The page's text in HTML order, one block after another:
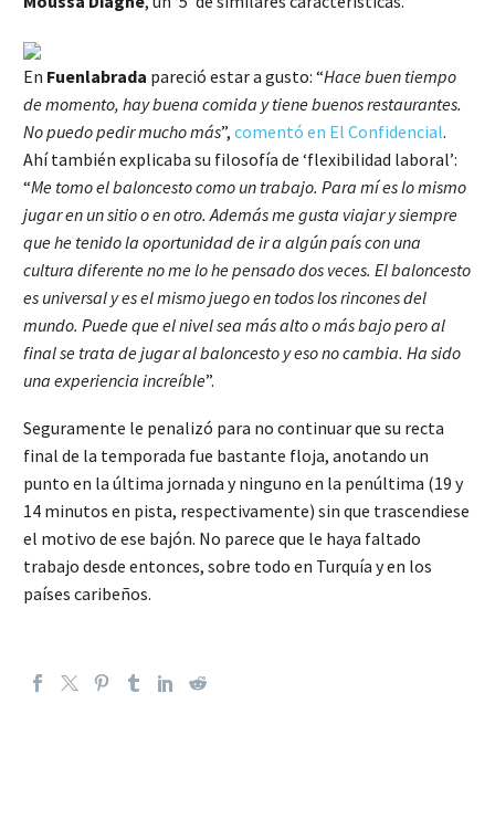
En Fuenlabrada pareció estar a gusto: “Hace buen tiempo
de momento, hay buena comida y tiene buenos restaurantes.
No puedo pedir mucho más”, comentó en El Confidencial.
Ahí también explicaba su filosofía de ‘flexibilidad laboral’:
“Me tomo el baloncesto como un trabajo. Para mí es lo mismo
jugar en un sitio o en otro. Además me gusta viajar y siempre
que he tenido la oportunidad de ir a algún país con una
cultura diferente no me lo he pensado dos veces. El baloncesto
es universal y es el mismo juego en todos los rincones del
mundo. Puede que el nivel sea más alto o más bajo pero al
final se trata de jugar al baloncesto y eso no cambia. Ha sido
una experiencia increíble”.
Seguramente le penalizó para no continuar que su recta
final de la temporada fue bastante floja, anotando un
punto en la última jornada y ninguno en la penúltima (19 y
14 minutos en pista, respectivamente) sin que trascendiese
el motivo de ese bajón. No parece que le haya faltado
trabajo desde entonces, sobre todo en Turquía y en los
países caribeños.